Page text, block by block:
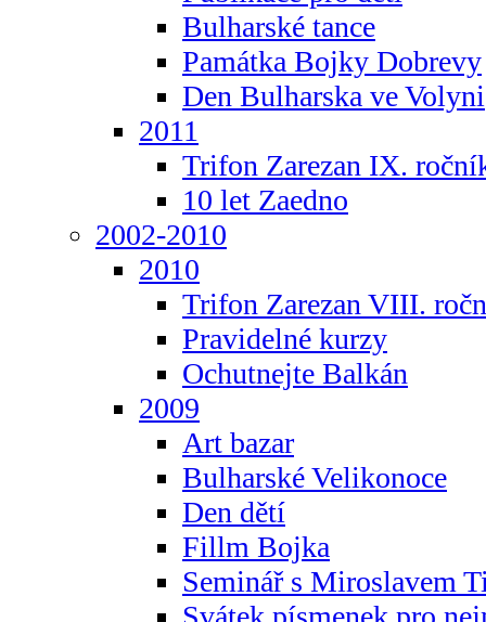
Bulharské tance
Památka Bojky Dobrevy
Den Bulharska ve Volyni
2011
Trifon Zarezan IX.
10 let Zaedno
2002-2010
2010
Trifon Zarezan VIII.
Pravidelné kurzy
Ochutnejte Balkán
2009
Art bazar
Bulharské Velikonoce
Den dětí
Fillm Bojka
Seminář s Miroslavem